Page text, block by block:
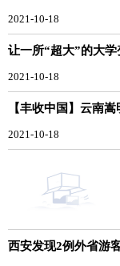
2021-10-18
让一所“超大”的大
2021-10-18
【丰收中国】云南
2021-10-18
西安发现2例外省游